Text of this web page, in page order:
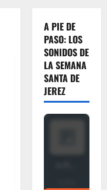
A PIE DE
PASO: LOS
SONIDOS DE
LA SEMANA
SANTA DE
JEREZ